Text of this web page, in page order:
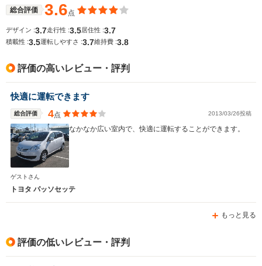
総合評価 3.6点
デザイン :3.7走行性 :3.5居住性 :3.7
積載性 :3.5運転しやすさ :3.7維持費 :3.8
評価の高いレビュー・評判
快適に運転できます
総合評価 4点 2013/03/26投稿
なかなか広い室内で、快適に運転することができます。
ゲストさん
トヨタ パッソセッテ
もっと見る
評価の低いレビュー・評判